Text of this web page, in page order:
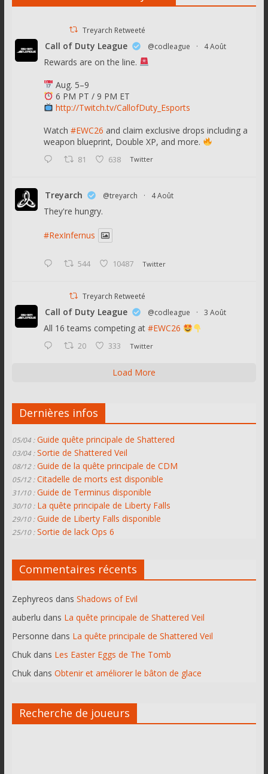
Treyarch Retweeté
Call of Duty League @codleague · 4 Août
Rewards are on the line.
Aug. 5–9
6 PM PT / 9 PM ET
http://Twitch.tv/CallofDuty_Esports
Watch #EWC26 and claim exclusive drops including a
weapon blueprint, Double XP, and more.
81 638 Twitter
Treyarch @treyarch · 4 Août
They're hungry.
#RexInfernus
544 10487 Twitter
Treyarch Retweeté
Call of Duty League @codleague · 3 Août
All 16 teams competing at #EWC26
20 333 Twitter
Load More
Dernières infos
05/04 : Guide quête principale de Shattered
03/04 : Sortie de Shattered Veil
08/12 : Guide de la quête principale de CDM
05/12 : Citadelle de morts est disponible
31/10 : Guide de Terminus disponible
30/10 : La quête principale de Liberty Falls
29/10 : Guide de Liberty Falls disponible
25/10 : Sortie de lack Ops 6
Commentaires récents
Zephyreos dans Shadows of Evil
auberlu dans La quête principale de Shattered Veil
Personne dans La quête principale de Shattered Veil
Chukdans Les Easter Eggs de The Tomb
Chukdans Obtenir et améliorer le bâton de glace
Recherche de joueurs